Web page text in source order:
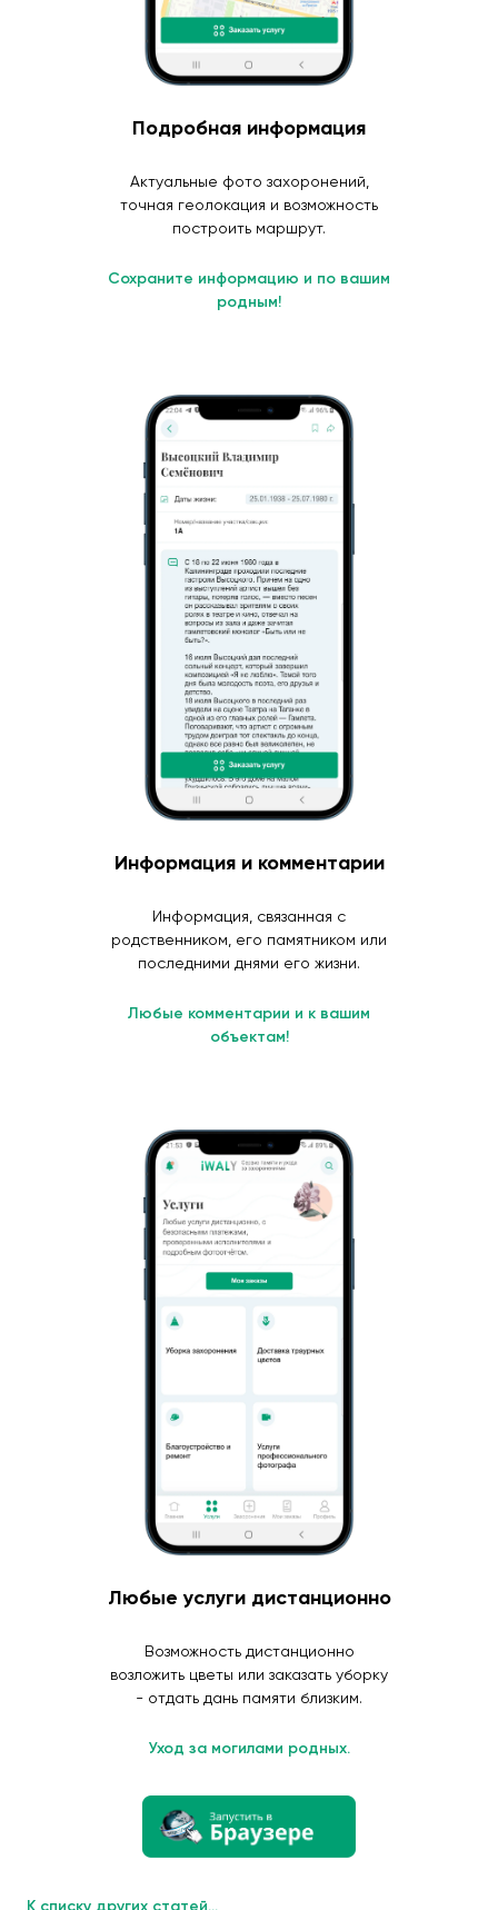
Подробная информация
Актуальные фото захоронений,
точная геолокация и возможность
построить маршрут.
Сохраните информацию и по вашим
родным!
Информация и комментарии
Информация, связанная с
родственником, его памятником или
последними днями его жизни.
Любые комментарии и к вашим
объектам!
Любые услуги дистанционно
Возможность дистанционно
возложить цветы или заказать уборку
- отдать дань памяти близким.
Уход за могилами родных.
К списку других статей...